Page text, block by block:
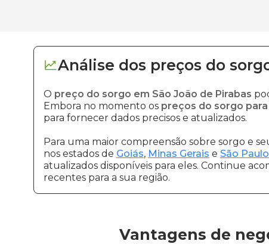
Análise dos preços do
O preço do sorgo em São João de Pirabas
Embora no momento os preços do sorgo
para fornecer dados precisos e atualizados.
Para uma maior compreensão sobre sorgo e
nos estados de Goiás, Minas Gerais e São Paulo
atualizados disponíveis para eles. Continue
recentes para a sua região.
Vantagens de